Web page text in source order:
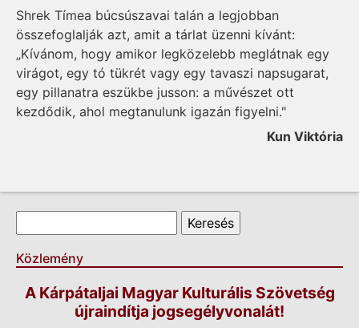
Shrek Tímea búcsúszavai talán a legjobban
összefoglalják azt, amit a tárlat üzenni kívánt:
„Kívánom, hogy amikor legközelebb meglátnak egy
virágot, egy tó tükrét vagy egy tavaszi napsugarat,
egy pillanatra eszükbe jusson: a művészet ott
kezdődik, ahol megtanulunk igazán figyelni."
Kun Viktória
Keresés űrlap
Közlemény
A Kárpátaljai Magyar Kulturális Szövetség
újraindítja jogsegélyvonalát!